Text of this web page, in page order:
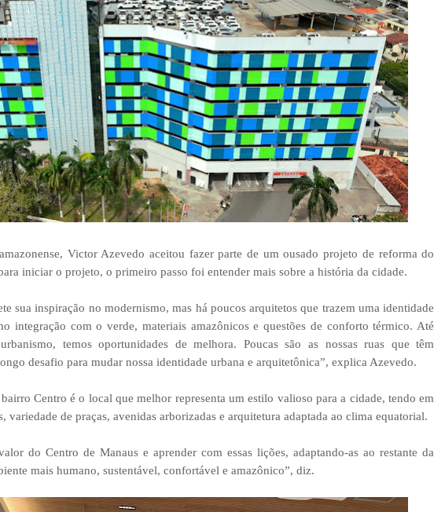
Victor Azevedo aceitou fazer parte de um ousado projeto de reforma do
iniciar o projeto, o primeiro passo foi entender mais sobre a história da cidade.
sua inspiração no modernismo, mas há poucos arquitetos que trazem uma identidade
integração com o verde, materiais amazônicos e questões de conforto térmico. Até
temos oportunidades de melhora. Poucas são as nossas ruas que têm
desafio para mudar nossa identidade urbana e arquitetônica”, explica Azevedo.
Centro é o local que melhor representa um estilo valioso para a cidade, tendo em
variedade de praças, avenidas arborizadas e arquitetura adaptada ao clima equatorial.
do Centro de Manaus e aprender com essas lições, adaptando-as ao restante da
mais humano, sustentável, confortável e amazônico”, diz.